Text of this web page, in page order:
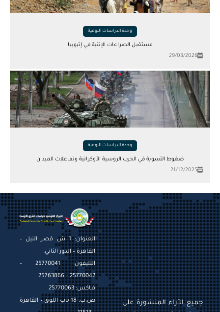
وحدة الدراسات النوعية
مستقبل الصراعات الإثنية في إثيوبيا
29/03/2026
وحدة الدراسات النوعية
ضغوط التسوية في الحرب الروسية الأوكرانية وتفاعلات الميدان
21/12/2025
العنوان: 1 ش قصر النيل –
القاهرة – الدور الثاني.
التليفون: 25770041 –
25770042 – 25763866
فـاكس: 25770063
ص.ب: 18 باب اللوق – القاهرة
جميع الآراء المنشورة على